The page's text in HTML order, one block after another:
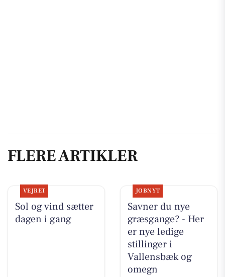
FLERE ARTIKLER
VEJRET
Sol og vind sætter
dagen i gang
JOBNYT
Savner du nye
græsgange? - Her
er nye ledige
stillinger i
Vallensbæk og
omegn